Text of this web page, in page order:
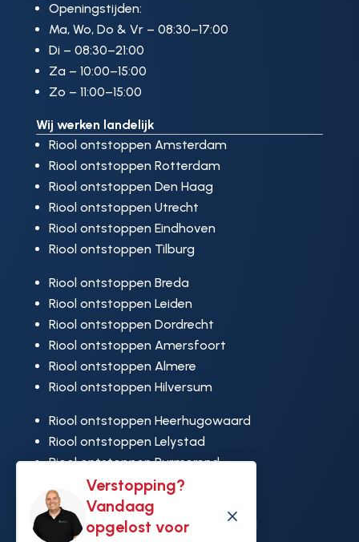
Verstopping?
Vandaag
opgelost voor
M
Openingstijden:
Ma, Wo, Do & Vr – 08:30–17:00
Di – 08:30–21:00
Za – 10:00–15:00
Zo – 11:00–15:00
Wij werken landelijk
Riool ontstoppen Amsterdam
Riool ontstoppen Rotterdam
Riool ontstoppen Den Haag
Riool ontstoppen Utrecht
Riool ontstoppen Eindhoven
Riool ontstoppen Tilburg
Riool ontstoppen Breda
Riool ontstoppen Leiden
Riool ontstoppen Dordrecht
Riool ontstoppen Amersfoort
Riool ontstoppen Almere
Riool ontstoppen Hilversum
Riool ontstoppen Heerhugowaard
Riool ontstoppen Lelystad
Riool ontstoppen Purmerend
Riool ontstoppen Ridderkerk
Riool ontstoppen Rijswijk
Riool ontstoppen Hoek van Holland